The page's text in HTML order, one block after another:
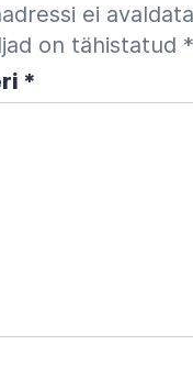
ei
on tähistatud *
*